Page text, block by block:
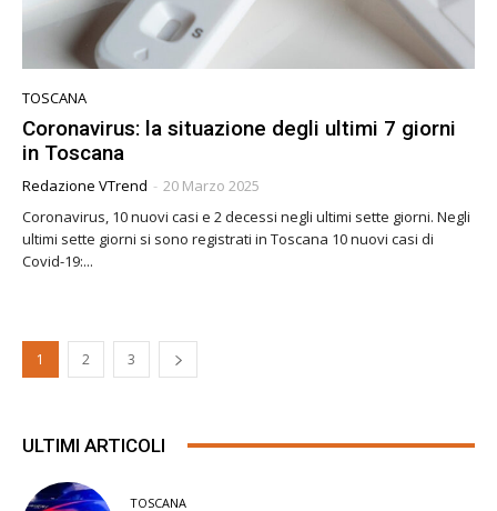
TOSCANA
Coronavirus: la situazione degli ultimi 7 giorni
in Toscana
Redazione VTrend - 20 Marzo 2025
Coronavirus, 10 nuovi casi e 2 decessi negli ultimi sette giorni. Negli
ultimi sette giorni si sono registrati in Toscana 10 nuovi casi di
Covid-19:...
1 2 3
ULTIMI ARTICOLI
TOSCANA